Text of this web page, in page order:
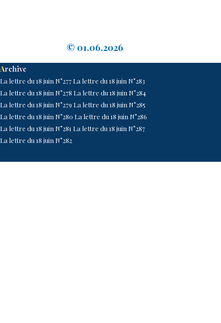
© 01.06.2026
Archive
La lettre du 18 juin N°277 La lettre du 18 juin N°283
La lettre du 18 juin N°278 La lettre du 18 juin N°284
La lettre du 18 juin N°279 La lettre du 18 juin N°285
La lettre du 18 juin N°280 La lettre du 18 juin N°286
La lettre du 18 juin N°281 La lettre du 18 juin N°287
La lettre du 18 juin N°282